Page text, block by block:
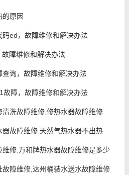
的原因
ed，故障维修和解决办法
障维修和解决办法
询，故障维修和解决办法
故障，故障维修和解决办法
洗故障维修,修热水器故障维修
障维修,天然气热水器不出热水怎么回事
维修,万和牌热水器故障维修是多少
障维修,达州桶装水送水故障维修